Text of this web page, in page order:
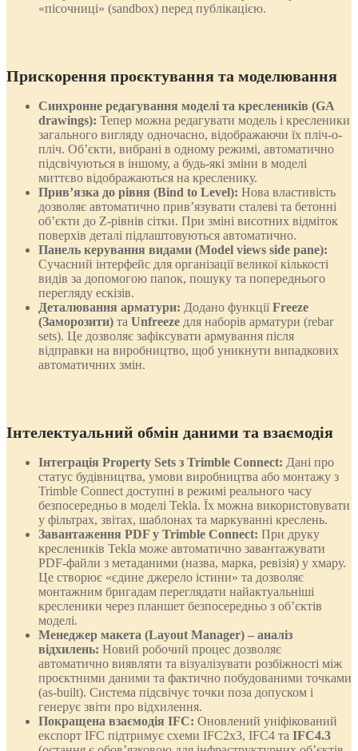
«пісочниці» (sandbox) перед публікацією.
Прискорення проєктування та моделювання
Синхронне редагування моделі та креслеників (GA
drawings): Тепер можна редагувати модель і кресленики
загального вигляду одночасно, відображаючи їх пліч-о-
пліч. Об’єкти, вибрані в одному режимі, автоматично
підсвічуються в іншому, а будь-які зміни в моделі
миттєво відображаються на кресленику.
Прив’язка до рівня (Bind to Level): Нова властивість
дозволяє автоматично прив’язувати сталеві та бетонні
об’єкти до Z-рівнів сітки. При зміні висотних відміток
поверхів деталі підлаштовуються автоматично.
Панель керування видами (Model views side pane):
Сучасний інтерфейс для організації великої кількості
видів за допомогою папок, пошуку та попереднього
перегляду ескізів.
Деталювання арматури: Додано функціїFreeze
(Заморозити) та Unfreeze для наборів арматури (rebar
sets). Це дозволяє зафіксувати армування після
відправки на виробництво, щоб уникнути випадкових
автоматичних змін.
Інтелектуальний обмін даними та взаємодія
Інтеграція Property Sets з Trimble Connect: Дані про
статус будівництва, умови виробництва або монтажу з
Trimble Connect доступні в режимі реального часу
безпосередньо в моделі Tekla. Їх можна використовувати
у фільтрах, звітах, шаблонах та маркуванні креслень.
Завантаження PDF у Trimble Connect: При друку
креслеників Tekla може автоматично завантажувати
PDF-файли з метаданими (назва, марка, ревізія) у хмару.
Це створює «єдине джерело істини» та дозволяє
монтажним бригадам переглядати найактуальніші
кресленики через планшет безпосередньо з об’єктів
моделі.
Менеджер макета (Layout Manager) – аналіз
відхилень: Новий робочий процес дозволяє
автоматично виявляти та візуалізувати розбіжності між
проєктними даними та фактично побудованими точками
(as-built). Система підсвічує точки поза допуском і
генерує звіти про відхилення.
Покращена взаємодія IFC: Оновлений уніфікований
експорт IFC підтримує схеми IFC2x3, IFC4 та IFC4.3